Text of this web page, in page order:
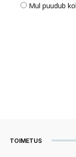
Mul puudub
TOIMETUS